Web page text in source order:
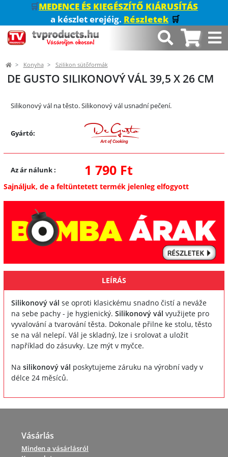
🛒MEDENCE ÉS KIEGÉSZÍTŐ KIÁRUSÍTÁS
a készlet erejéig. Részletek 🛒
Konyha Szilikon sütőformák
DE GUSTO SILIKONOVÝ VÁL 39,5 X 26 CM
Silikonový vál na těsto. Silikonový vál usnadní pečení.
Gyártó:
Az ár nálunk: 1 790 Ft
Sajnáljuk, de a feltüntetett termék jelenleg elfogyott
LEÍRÁS
Silikonový vál se oproti klasickému snadno čistí a neváže
na sebe pachy - je hygienický. Silikonový vál využijete pro
vyvalování a tvarování těsta. Dokonale přilne ke stolu, těsto
se na vál nelepí. Vál je skladný, lze i srolovat a uložit
například do zásuvky. Lze mýt v myčce.
Na silikonový vál poskytujeme záruku na výrobní vady v
délce 24 měsíců.
Vásárlás
Minden a vásárlásról